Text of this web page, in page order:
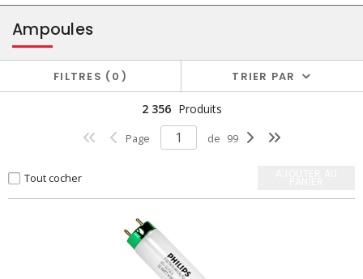
Ampoules
FILTRES 0 TRIER PAR
2 356 Produits
Page de 99
Tout cocher